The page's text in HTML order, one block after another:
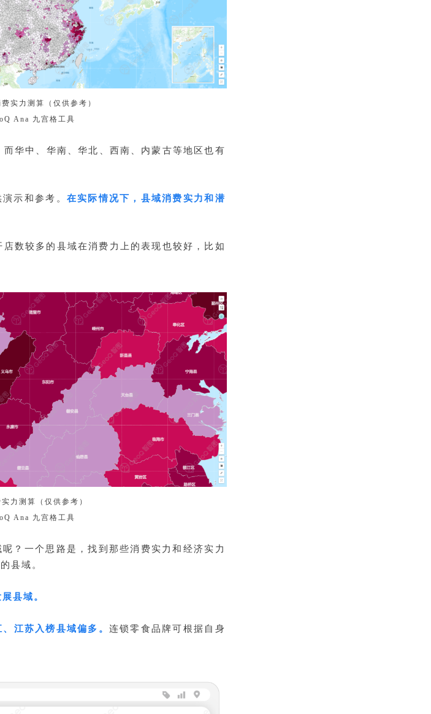
实力测算（仅供参考）
Ana 九宫格工具
而华中、华南、华北、西南、内蒙古等地区也有
示和参考。 在实际情况下，县域消费实力和潜
数较多的县域在消费力上的表现也较好，比如
力测算（仅供参考）
Ana 九宫格工具
？一个思路是，找到那些消费实力和经济实力
县域。
县域。
江苏入榜县域偏多。 连锁零食品牌可根据自身